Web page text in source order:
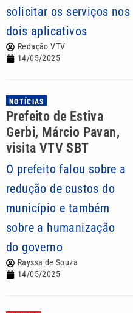
solicitar os serviços nos
dois aplicativos
Redação VTV
14/05/2025
NOTÍCIAS
Prefeito de Estiva
Gerbi, Márcio Pavan,
visita VTV SBT
O prefeito falou sobre a
redução de custos do
município e também
sobre a humanização
do governo
Rayssa de Souza
14/05/2025